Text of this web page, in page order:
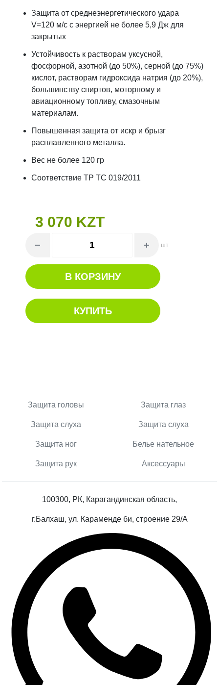
Защита от среднеэнергетического удара
V=120 м/с с энергией не более 5,9 Дж для
закрытых
Устойчивость к растворам уксусной,
фосфорной, азотной (до 50%), серной (до 75%)
кислот, растворам гидроксида натрия (до 20%),
большинству спиртов, моторному и
авиационному топливу, смазочным
материалам.
Повышенная защита от искр и брызг
расплавленного металла.
Вес не более 120 гр
Соответствие ТР ТС 019/2011
3 070 KZT
шт
В КОРЗИНУ
КУПИТЬ
Защита головы
Защита слуха
Защита ног
Защита рук
Защита глаз
Защита слуха
Белье нательное
Аксессуары
100300, РК, Карагандинская область,
г.Балхаш, ул. Караменде би, строение 29/А